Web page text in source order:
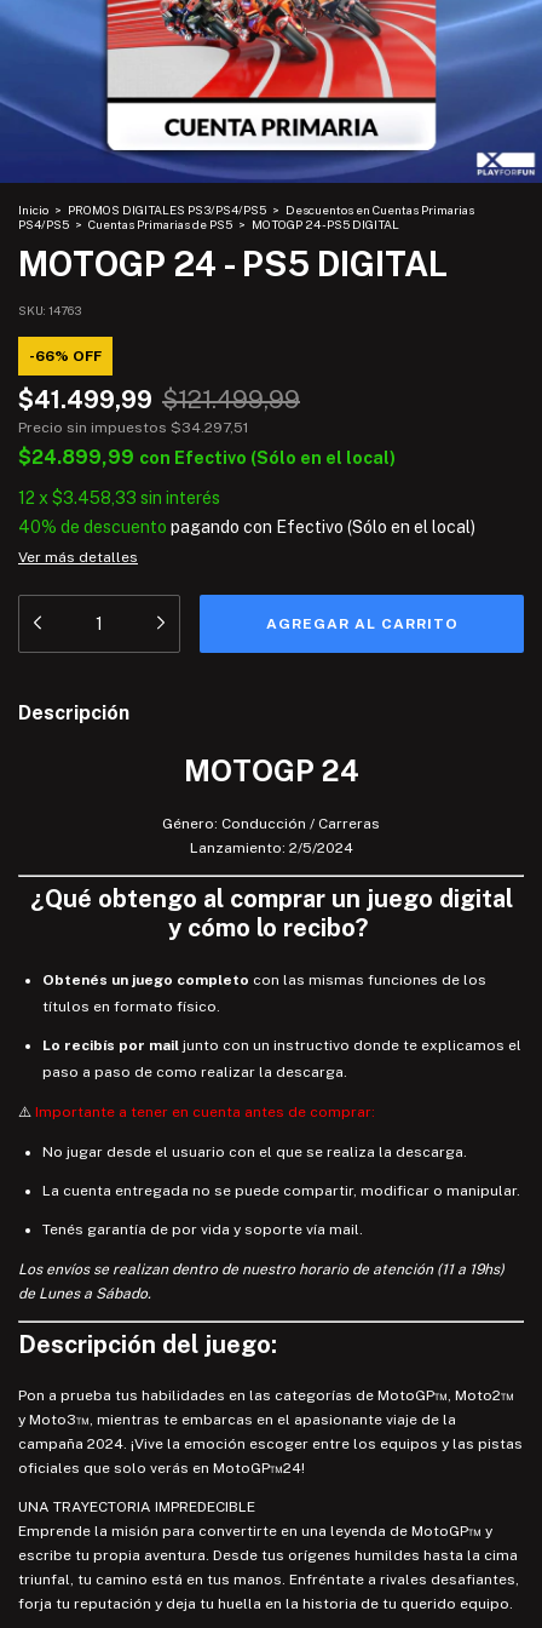
Inicio > PROMOS DIGITALES PS3/PS4/PS5 > Descuentos en Cuentas Primarias
PS4/PS5 > Cuentas Primarias de PS5 > MOTOGP 24 - PS5 DIGITAL
MOTOGP 24 - PS5 DIGITAL
SKU: 14763
-66% OFF
$41.499,99 $121.499,99
Precio sin impuestos $34.297,51
$24.899,99 con Efectivo (Sólo en el local)
12 x $3.458,33 sin interés
40% de descuento pagando con Efectivo (Sólo en el local)
Ver más detalles
Descripción
MOTOGP 24
Género: Conducción / Carreras
​Lanzamiento: 2/5/2024
¿Qué obtengo al comprar un juego digital
y cómo lo recibo?
Obtenés un juego completo con las mismas funciones de los
títulos en formato físico.
Lo recibís por mail junto con un instructivo donde te explicamos el
paso a paso de como realizar la descarga.
⚠️ Importante a tener en cuenta antes de comprar:
No jugar desde el usuario con el que se realiza la descarga.
La cuenta entregada no se puede compartir, modificar o manipular.
Tenés garantía de por vida y soporte vía mail.
Los envíos se realizan dentro de nuestro horario de atención (11 a 19hs)
de Lunes a Sábado.
Descripción del juego:
Pon a prueba tus habilidades en las categorías de MotoGP™, Moto2™
y Moto3™, mientras te embarcas en el apasionante viaje de la
campaña 2024. ¡Vive la emoción escoger entre los equipos y las pistas
oficiales que solo verás en MotoGP™24!
UNA TRAYECTORIA IMPREDECIBLE
Emprende la misión para convertirte en una leyenda de MotoGP™ y
escribe tu propia aventura. Desde tus orígenes humildes hasta la cima
triunfal, tu camino está en tus manos. Enfréntate a rivales desafiantes,
forja tu reputación y deja tu huella en la historia de tu querido equipo.